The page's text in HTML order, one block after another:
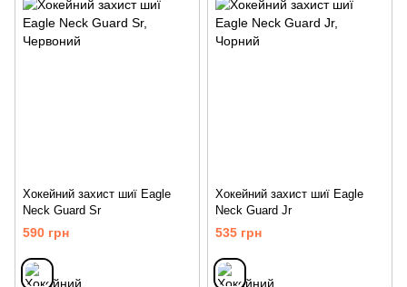
Хокейний захист шиї Eagle
Neck Guard Sr
590 грн
Хокейний захист шиї Eagle
Neck Guard Jr
535 грн